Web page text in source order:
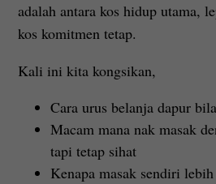
adalah antara kos hidup utama,
kos komitmen tetap.
Kali ini kita kongsikan,
Cara urus belanja dapur
Macam mana nak masak
tapi tetap sihat
Kenapa masak sendiri